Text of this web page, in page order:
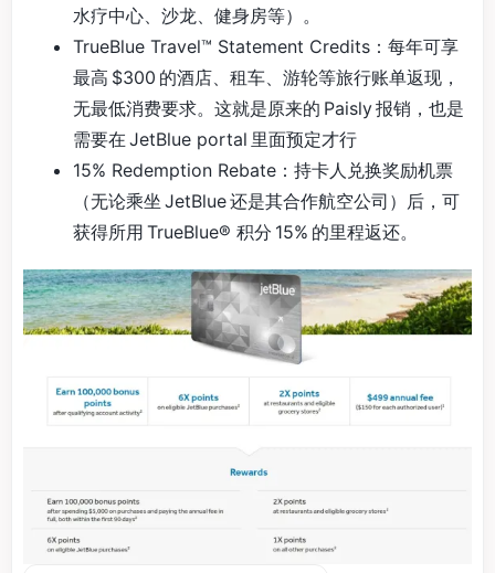
水疗中心、沙龙、健身房等）。
TrueBlue Travel™ Statement Credits：每年可享
最高 $300 的酒店、租车、游轮等旅行账单返现，
无最低消费要求。这就是原来的 Paisly 报销，也是
需要在 JetBlue portal 里面预定才行
15% Redemption Rebate：持卡人兑换奖励机票
（无论乘坐 JetBlue 还是其合作航空公司）后，可
获得所用 TrueBlue® 积分 15% 的里程返还。